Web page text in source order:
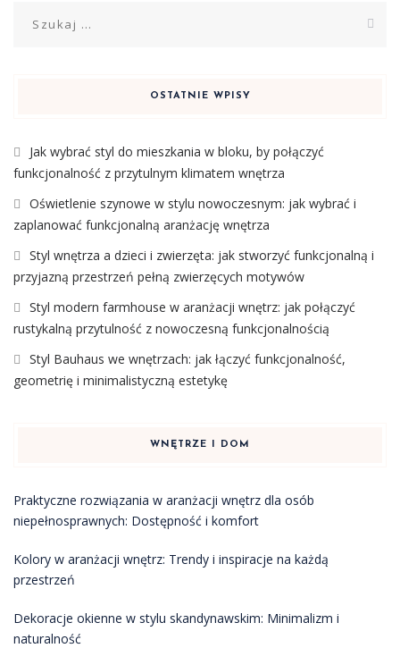
OSTATNIE WPISY
Jak wybrać styl do mieszkania w bloku, by połączyć
funkcjonalność z przytulnym klimatem wnętrza
Oświetlenie szynowe w stylu nowoczesnym: jak wybrać i
zaplanować funkcjonalną aranżację wnętrza
Styl wnętrza a dzieci i zwierzęta: jak stworzyć funkcjonalną i
przyjazną przestrzeń pełną zwierzęcych motywów
Styl modern farmhouse w aranżacji wnętrz: jak połączyć
rustykalną przytulność z nowoczesną funkcjonalnością
Styl Bauhaus we wnętrzach: jak łączyć funkcjonalność,
geometrię i minimalistyczną estetykę
WNĘTRZE I DOM
Praktyczne rozwiązania w aranżacji wnętrz dla osób
niepełnosprawnych: Dostępność i komfort
Kolory w aranżacji wnętrz: Trendy i inspiracje na każdą
przestrzeń
Dekoracje okienne w stylu skandynawskim: Minimalizm i
naturalność